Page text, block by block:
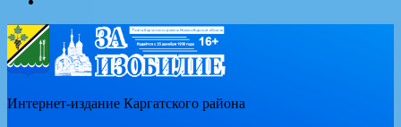
Интернет-издание Каргатского района